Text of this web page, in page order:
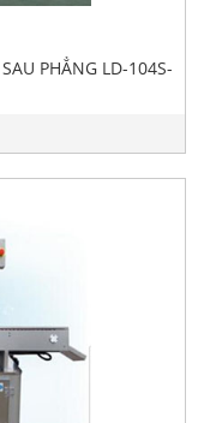
PHẲNG LD-104S-